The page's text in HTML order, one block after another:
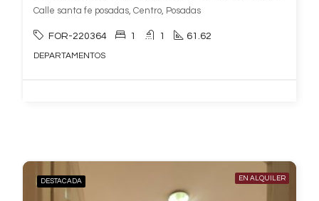
Calle santa fe posadas, Centro, Posadas
FOR-220364 1 1 61.62
DEPARTAMENTOS
DESTACADA EN ALQUILER